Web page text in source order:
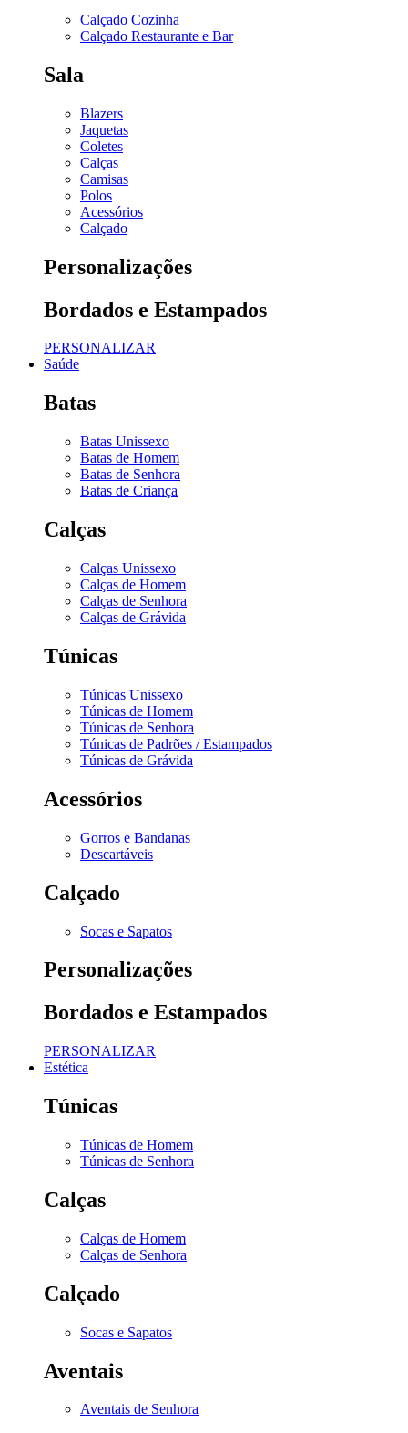
Calçado Cozinha
Calçado Restaurante e Bar
Sala
Blazers
Jaquetas
Coletes
Calças
Camisas
Polos
Acessórios
Calçado
Personalizações
Bordados e Estampados
PERSONALIZAR
Saúde
Batas
Batas Unissexo
Batas de Homem
Batas de Senhora
Batas de Criança
Calças
Calças Unissexo
Calças de Homem
Calças de Senhora
Calças de Grávida
Túnicas
Túnicas Unissexo
Túnicas de Homem
Túnicas de Senhora
Túnicas de Padrões / Estampados
Túnicas de Grávida
Acessórios
Gorros e Bandanas
Descartáveis
Calçado
Socas e Sapatos
Personalizações
Bordados e Estampados
PERSONALIZAR
Estética
Túnicas
Túnicas de Homem
Túnicas de Senhora
Calças
Calças de Homem
Calças de Senhora
Calçado
Socas e Sapatos
Aventais
Aventais de Senhora